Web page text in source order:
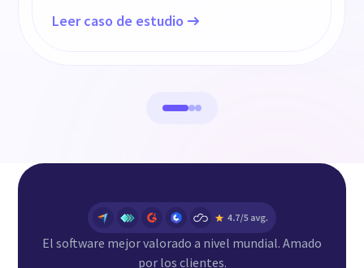
Leer caso de estudio
El software mejor valorado a nivel mundial. Amado
por los clientes.